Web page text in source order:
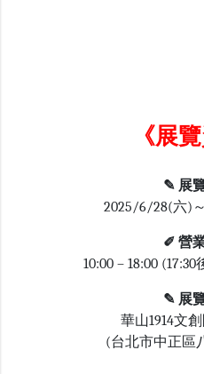
《展
✎ 展
2025/6/28(六)
✐ 營
10:00 – 18:00
✎ 展
華山1914文
(台北市中正區